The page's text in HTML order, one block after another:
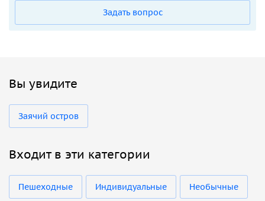
Задать вопрос
Вы увидите
Заячий остров
Входит в эти категории
Пешеходные Индивидуальные Необычные